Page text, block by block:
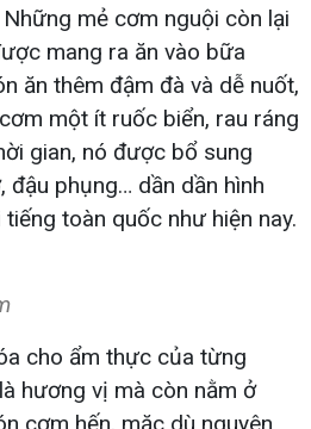
mẻ cơm nguội còn lại
mang ra ăn vào bữa
ăn thêm đậm đà và dễ nuốt,
một ít ruốc biển, rau ráng
gian, nó được bổ sung
đậu phụng… dần dần hình
toàn quốc như hiện nay.
cho ẩm thực của từng
hương vị mà còn nằm ở